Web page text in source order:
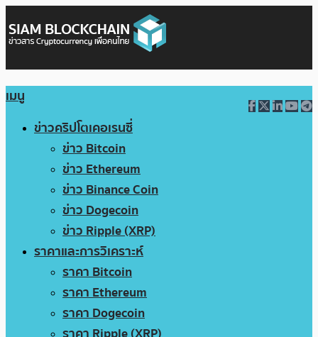
เมนู
ข่าวคริปโตเคอเรนซี่
ข่าว Bitcoin
ข่าว Ethereum
ข่าว Binance Coin
ข่าว Dogecoin
ข่าว Ripple (XRP)
ราคาและการวิเคราะห์
ราคา Bitcoin
ราคา Ethereum
ราคา Dogecoin